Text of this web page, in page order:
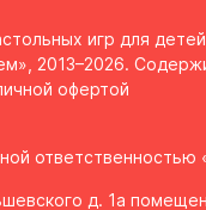
игр для
2013–2026.
офертой
д. 1а